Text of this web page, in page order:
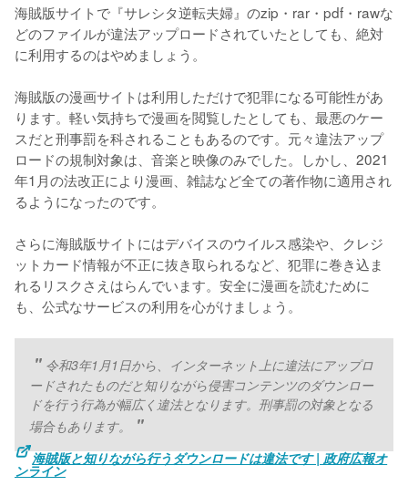
海賊版サイトで『サレシタ逆転夫婦』のzip・rar・pdf・rawな
どのファイルが違法アップロードされていたとしても、絶対
に利用するのはやめましょう。
海賊版の漫画サイトは利用しただけで犯罪になる可能性があ
ります。軽い気持ちで漫画を閲覧したとしても、最悪のケー
スだと刑事罰を科されることもあるのです。元々違法アップ
ロードの規制対象は、音楽と映像のみでした。しかし、2021
年1月の法改正により漫画、雑誌など全ての著作物に適用され
るようになったのです。
さらに海賊版サイトにはデバイスのウイルス感染や、クレジ
ットカード情報が不正に抜き取られるなど、犯罪に巻き込ま
れるリスクさえはらんでいます。安全に漫画を読むために
も、公式なサービスの利用を心がけましょう。
令和3年1月1日から、インターネット上に違法にアップロ
ードされたものだと知りながら侵害コンテンツのダウンロー
ドを行う行為が幅広く違法となります。刑事罰の対象となる
場合もあります。
海賊版と知りながら行うダウンロードは違法です | 政府広報オ
ンライン